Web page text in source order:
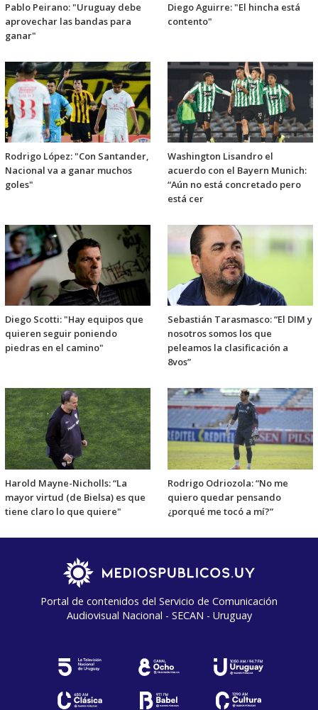
Pablo Peirano: "Uruguay debe
aprovechar las bandas para
ganar"
Diego Aguirre: "El hincha está
contento"
Rodrigo López: "Con Santander,
Nacional va a ganar muchos
goles"
Washington Lisandro el
acuerdo con el Bayern Munich:
“Aún no está concretado pero
está cer
Diego Scotti: "Hay equipos que
quieren seguir poniendo
piedras en el camino"
Sebastián Tarasmasco: “El DIM y
nosotros somos los que
peleamos la clasificación a
8vos”
Harold Mayne-Nicholls: “La
mayor virtud (de Bielsa) es que
tiene claro lo que quiere"
Rodrigo Odriozola: “No me
quiero quedar pensando
¿porqué me tocó a mí?”
Portal de contenidos del Servicio de Comunicación
Audiovisual Nacional - SECAN - Uruguay